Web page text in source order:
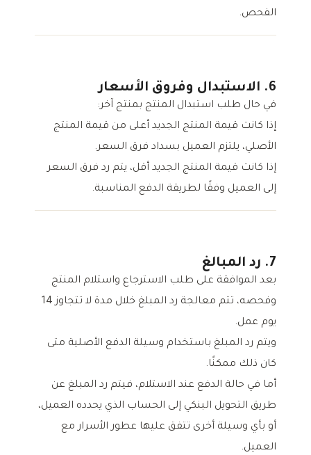
الفحص.
6. الاستبدال وفروق الأسعار
في حال طلب استبدال المنتج بمنتج آخر:
إذا كانت قيمة المنتج الجديد أعلى من قيمة المنتج
الأصلي، يلتزم العميل بسداد فرق السعر.
إذا كانت قيمة المنتج الجديد أقل، يتم رد فرق السعر
إلى العميل وفقًا لطريقة الدفع المناسبة.
7. رد المبالغ
بعد الموافقة على طلب الاسترجاع واستلام المنتج
وفحصه، تتم معالجة رد المبلغ خلال مدة لا تتجاوز 14
يوم عمل.
ويتم رد المبلغ باستخدام وسيلة الدفع الأصلية متى
كان ذلك ممكنًا.
أما في حالة الدفع عند الاستلام، فيتم رد المبلغ عن
طريق التحويل البنكي إلى الحساب الذي يحدده العميل،
أو بأي وسيلة أخرى تتفق عليها عطور الأسرار مع
العميل.